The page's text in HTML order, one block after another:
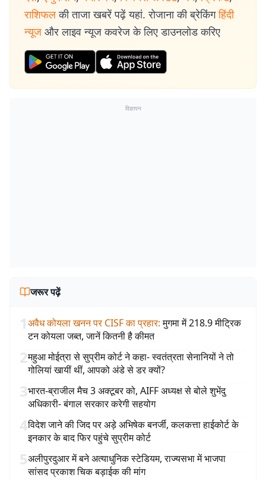
राशिफल की ताजा खबरें पढ़ें यहां. रोजाना की ब्रेकिंग हिंदी
न्यूज और लाइव न्यूज कवरेज के लिए डाउनलोड करिए
विज्ञापन
जरूर पढ़ें
1अवैध कोयला खनन पर CISF का प्रहार: मुगमा में 218.9 मीट्रिक
टन कोयला जब्त, जानें कितनी है कीमत
2महुआ मोईत्रा से सुप्रीम कोर्ट ने कहा- स्वतंत्रता सेनानियों ने तो
गोलियां खायीं थीं, आपको अंडे से डर क्यों?
3भारत-ब्राजील मैच 3 अक्टूबर को, AIFF अध्यक्ष से बोले शुभेंदु
अधिकारी- बंगाल सरकार करेगी सहयोग
4विदेश जाने की जिद पर अड़े अभिषेक बनर्जी, कलकत्ता हाईकोर्ट के
इनकार के बाद फिर पहुंचे सुप्रीम कोर्ट
5अलीपुरदुआर में बने अत्याधुनिक स्टेडियम, राज्यसभा में भाजपा
सांसद प्रकाश चिक बड़ाईक की मांग